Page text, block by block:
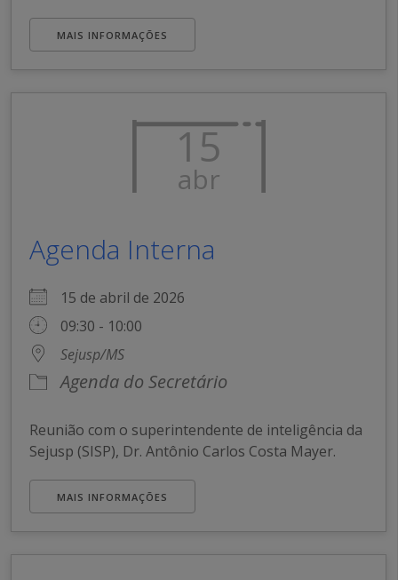
MAIS INFORMAÇÕES
15
abr
Agenda Interna
15 de abril de 2026
09:30 - 10:00
Sejusp/MS
Agenda do Secretário
Reunião com o superintendente de inteligência da
Sejusp (SISP), Dr. Antônio Carlos Costa Mayer.
MAIS INFORMAÇÕES